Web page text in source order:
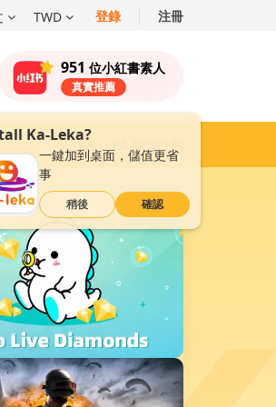
TWD 登錄 注冊
Ka-Leka?
一鍵加到桌面，儲值更省
事
稍後 確認
951 位小紅書素人
真實推薦
KA-LEKA 聯盟計劃